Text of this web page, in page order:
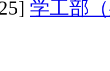
学工部